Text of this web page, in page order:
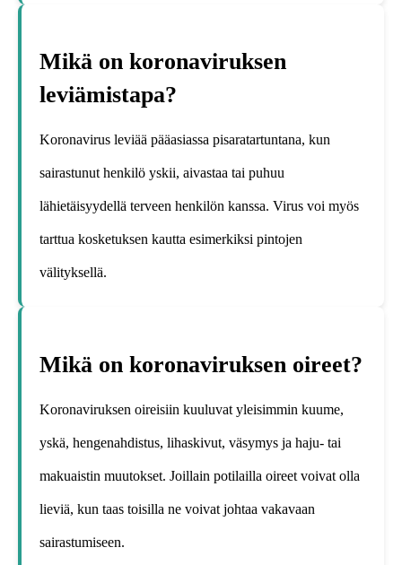
Mikä on koronaviruksen
leviämistapa?
Koronavirus leviää pääasiassa pisaratartuntana, kun
sairastunut henkilö yskii, aivastaa tai puhuu
lähietäisyydellä terveen henkilön kanssa. Virus voi myös
tarttua kosketuksen kautta esimerkiksi pintojen
välityksellä.
Mikä on koronaviruksen oireet?
Koronaviruksen oireisiin kuuluvat yleisimmin kuume,
yskä, hengenahdistus, lihaskivut, väsymys ja haju- tai
makuaistin muutokset. Joillain potilailla oireet voivat olla
lieviä, kun taas toisilla ne voivat johtaa vakavaan
sairastumiseen.